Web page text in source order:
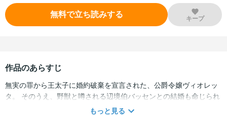
無料で立ち読みする キープ
作品のあらすじ
無実の罪から王太子に婚約破棄を宣言された、公爵令嬢ヴィオレッ
タ。 そのうえ、野獣と噂される辺境伯バッセンとの結婚も命じられ
る！ けれど、『鍛えぬかれた逞しい体型の男性』が好みな彼女は 理
もっと見る